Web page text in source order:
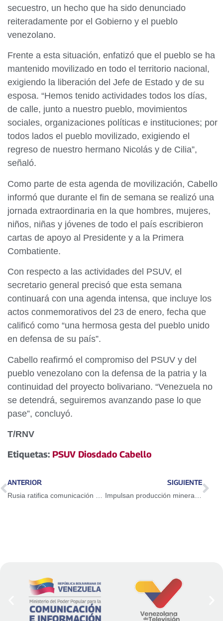
secuestro, un hecho que ha sido denunciado
reiteradamente por el Gobierno y el pueblo
venezolano.
Frente a esta situación, enfatizó que el pueblo se ha
mantenido movilizado en todo el territorio nacional,
exigiendo la liberación del Jefe de Estado y de su
esposa. “Hemos tenido actividades todos los días,
de calle, junto a nuestro pueblo, movimientos
sociales, organizaciones políticas e instituciones; por
todos lados el pueblo movilizado, exigiendo el
regreso de nuestro hermano Nicolás y de Cilia”,
señaló.
Como parte de esta agenda de movilización, Cabello
informó que durante el fin de semana se realizó una
jornada extraordinaria en la que hombres, mujeres,
niños, niñas y jóvenes de todo el país escribieron
cartas de apoyo al Presidente y a la Primera
Combatiente.
Con respecto a las actividades del PSUV, el
secretario general precisó que esta semana
continuará con una agenda intensa, que incluye los
actos conmemorativos del 23 de enero, fecha que
calificó como “una hermosa gesta del pueblo unido
en defensa de su país”.
Cabello reafirmó el compromiso del PSUV y del
pueblo venezolano con la defensa de la patria y la
continuidad del proyecto bolivariano. “Venezuela no
se detendrá, seguiremos avanzando pase lo que
pase”, concluyó.
T/RNV
Etiquetas: PSUV Diosdado Cabello
ANTERIOR
Rusia ratifica comunicación constante con el Gobierno Bolivariano de Venezuela
SIGUIENTE
Impulsan producción minera, industrial y social en Guayana con avances en oro, acero, viviendas y mejoras operativas